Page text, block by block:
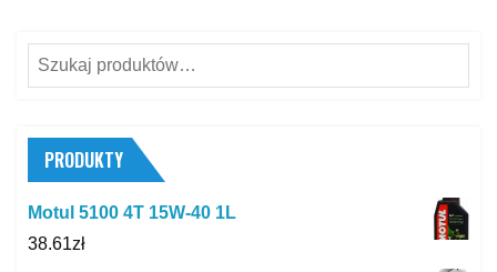
Szukaj:
PRODUKTY
Motul 5100 4T 15W-40 1L
38.61zł